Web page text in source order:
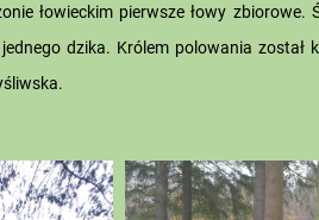
łowieckim pierwsze łowy zbiorowe.
dzika. Królem polowania został